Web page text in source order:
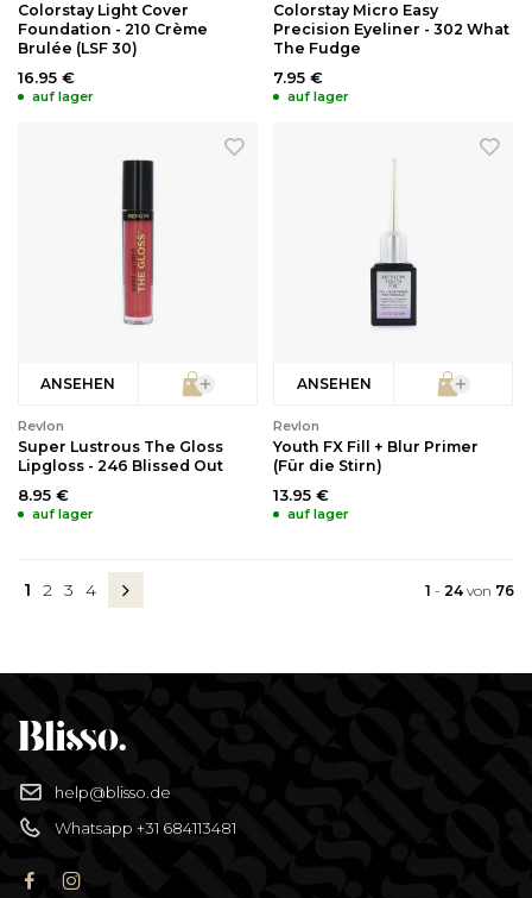
Colorstay Light Cover
Foundation - 210 Crème
Brulée (LSF 30)
16.95 €
auf lager
Colorstay Micro Easy
Precision Eyeliner - 302 What
The Fudge
7.95 €
auf lager
ANSEHEN
Revlon
Super Lustrous The Gloss
Lipgloss - 246 Blissed Out
8.95 €
auf lager
ANSEHEN
Revlon
Youth FX Fill + Blur Primer
(Für die Stirn)
13.95 €
auf lager
1 2 3 4 1 - 24 von 76
help@blisso.de
Whatsapp +31 684113481